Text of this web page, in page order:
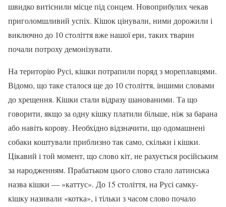
швидко витіснили місце під сонцем. Новоприбулих чекав
приголомшливий успіх. Кішок цінували, ними дорожили і
виключно до 10 століття вже нашої ери, таких тварин
почали потроху демонізувати.
На територію Русі, кішки потрапили поряд з мореплавцями.
Відомо, що таке сталося ще до 10 століття, іншими словами
до хрещення. Кішки стали відразу шанованими. Та що
говорити, якщо за одну кішку платили більше, ніж за барана
або навіть корову. Необхідно відзначити, що одомашнені
собаки коштували приблизно так само, скільки і кішки.
Цікавий і той момент, що слово кіт, не рахується російським
за народженням. Прабатьком цього слово стало латинська
назва кішки — »каттус». До 15 століття, на Русі самку-
кішку називали «котка», і тільки з часом слово почало